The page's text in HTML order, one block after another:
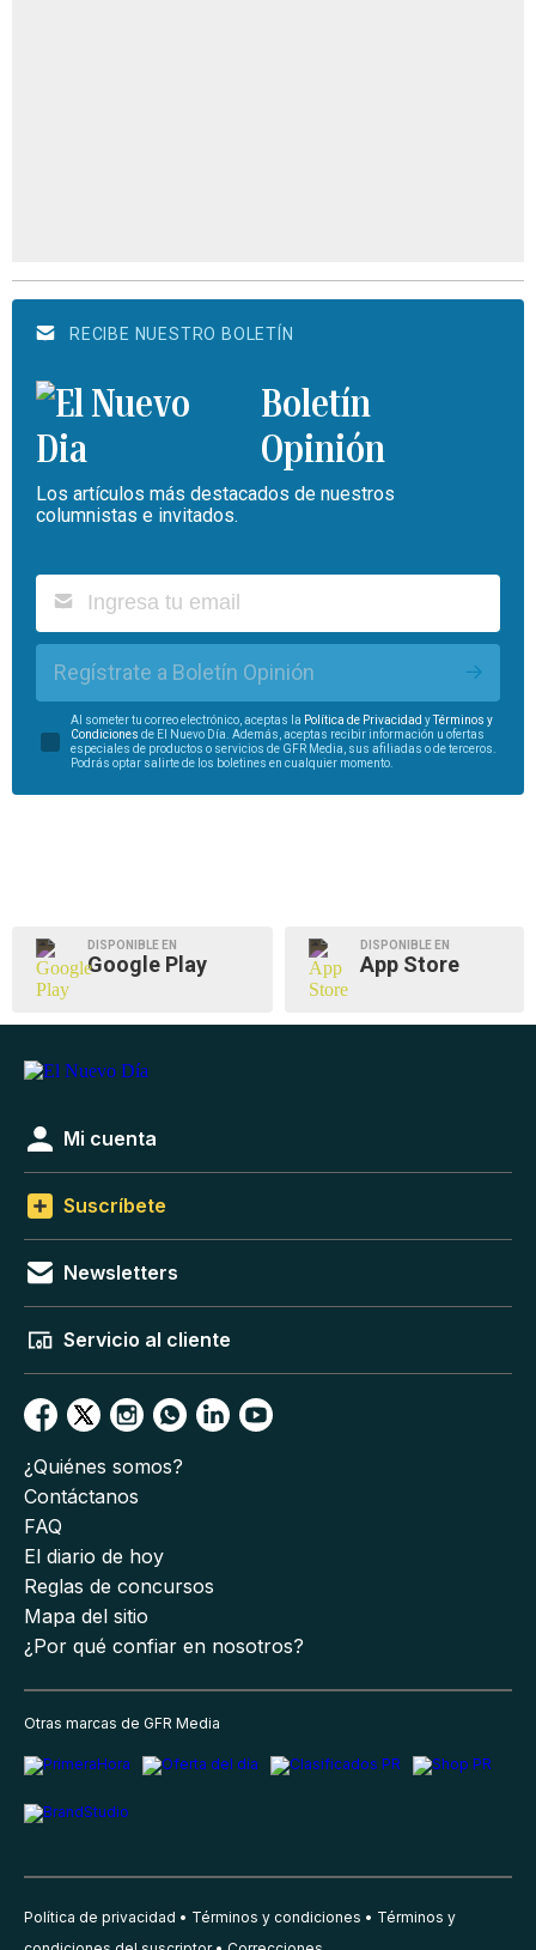
RECIBE NUESTRO BOLETÍN
Boletín
Opinión
Los artículos más destacados de nuestros
columnistas e invitados.
Regístrate a Boletín Opinión
Al someter tu correo electrónico, aceptas la Política de Privacidad yTérminos y
Condiciones de El Nuevo Día. Además, aceptas recibir información u ofertas
especiales de productos o servicios de GFR Media, sus afiliadas o de terceros.
Podrás optar salirte de los boletines en cualquier momento.
DISPONIBLE EN
Google Play
DISPONIBLE EN
App Store
Mi cuenta
Suscríbete
Newsletters
Servicio al cliente
¿Quiénes somos?
Contáctanos
FAQ
El diario de hoy
Reglas de concursos
Mapa del sitio
¿Por qué confiar en nosotros?
Otras marcas de GFR Media
Política de privacidad Términos y condiciones
Términos y